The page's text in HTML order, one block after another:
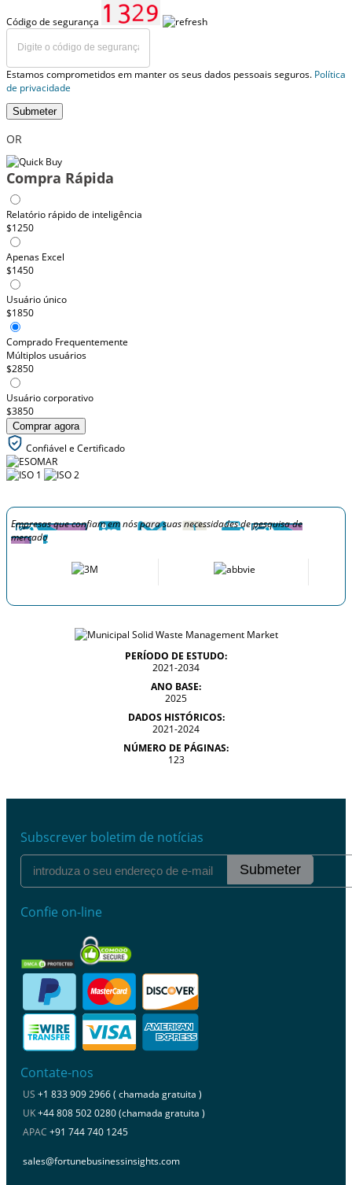
Código de segurança
Estamos comprometidos em manter os seus dados pessoais seguros. Política
de privacidade
Submeter
OR
Compra Rápida
Relatório rápido de inteligência
$1250
Apenas Excel
$1450
Usuário único
$1850
Comprado Frequentemente
Múltiplos usuários
$2850
Usuário corporativo
$3850
Comprar agora
Confiável e Certificado
Empresas que confiam em nós para suas necessidades de pesquisa de
mercado
PERÍODO DE ESTUDO:
2021-2034
ANO BASE:
2025
DADOS HISTÓRICOS:
2021-2024
NÚMERO DE PÁGINAS:
123
Subscrever boletim de notícias
Submeter
Confie on-line
Contate-nos
US +1 833 909 2966 ( chamada gratuita )
UK+44 808 502 0280 (chamada gratuita )
APAC +91 744 740 1245
sales@fortunebusinessinsights.com